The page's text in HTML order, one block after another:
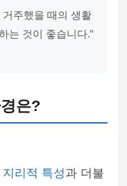
주했을 때의 생활
는 것이 좋습니다."
은?
지리적 특성과 더불